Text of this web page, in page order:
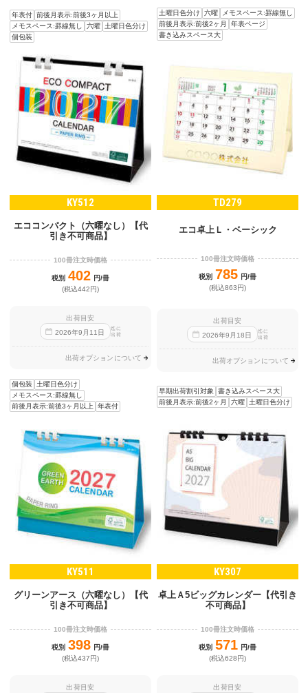
年表付 前後月表示:前後3ヶ月以上
メモスペース:罫線無し
六曜
土曜日色分け
個包装
土曜日色分け 六曜
メモスペース:罫線無し
前後月表示:前後2ヶ月
年表ページ
書き込みスペース大
KY512
エココンパクト（六曜なし）【代
引き不可商品】
100冊注文時価格
税別 402 円/冊
(税込442円)
出荷目安
2026年9 月 11 日
迄に
出荷
出荷オプションについて
個包装
土曜日色分け
メモスペース:罫線無し
前後月表示:前後3ヶ月以上
年表付
TD279
エコ卓上Ｌ・ベーシック
100冊注文時価格
税別 785 円/冊
(税込863円)
出荷目安
2026年9 月 18 日
迄に
出荷
出荷オプションについて
早期出荷割引対象
書き込みスペース大
前後月表示:前後2ヶ月
六曜 土曜日色分け
KY511
グリーンアース（六曜なし）【代
引き不可商品】
100冊注文時価格
税別 398 円/冊
(税込437円)
出荷目安
KY307
卓上Ａ5ビッグカレンダー【代引き
不可商品】
100冊注文時価格
税別 571 円/冊
(税込628円)
出荷目安